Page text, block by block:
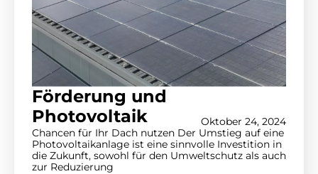
Förderung und
Photovoltaik
Oktober 24, 2024
Chancen für Ihr Dach nutzen Der Umstieg auf eine
Photovoltaikanlage ist eine sinnvolle Investition in
die Zukunft, sowohl für den Umweltschutz als auch
zur Reduzierung